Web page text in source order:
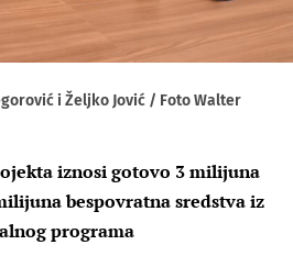
i Željko Jović / Foto Walter
iznosi gotovo 3 milijuna
bespovratna sredstva iz
programa